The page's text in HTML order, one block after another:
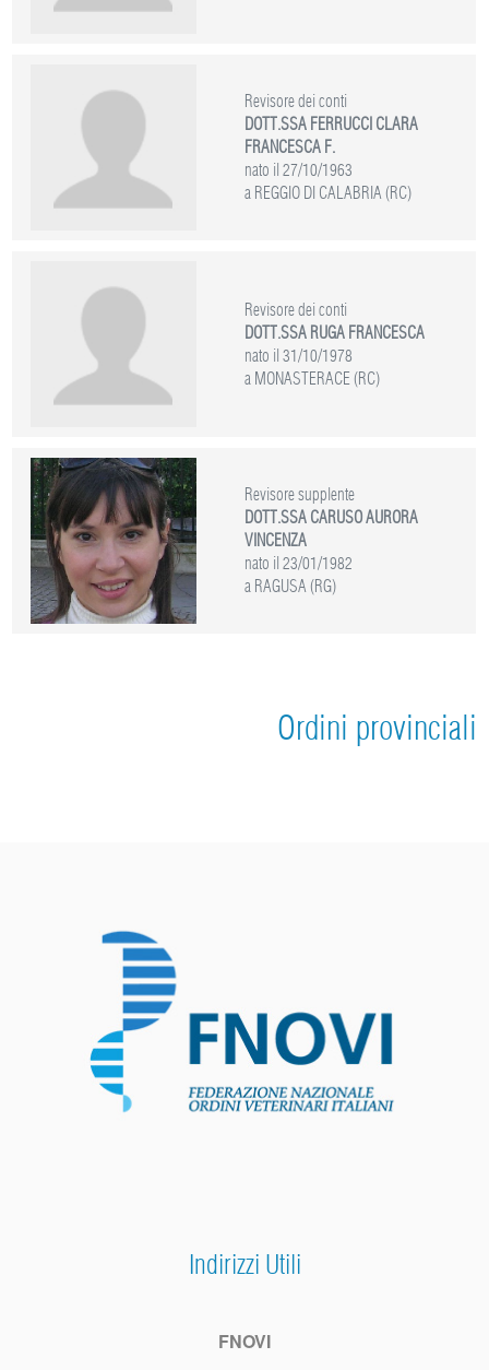
Revisore dei conti
DOTT.SSA FERRUCCI CLARA
FRANCESCA F.
nato il 27/10/1963
a REGGIO DI CALABRIA (RC)
Revisore dei conti
DOTT.SSA RUGA FRANCESCA
nato il 31/10/1978
a MONASTERACE (RC)
Revisore supplente
DOTT.SSA CARUSO AURORA
VINCENZA
nato il 23/01/1982
a RAGUSA (RG)
Ordini provinciali
Indirizzi Utili
FNOVI